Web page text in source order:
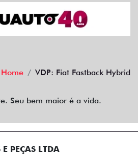
Home VDP: Fiat Fastback Hybrid
Seu bem maior é a vida.
PEÇAS LTDA